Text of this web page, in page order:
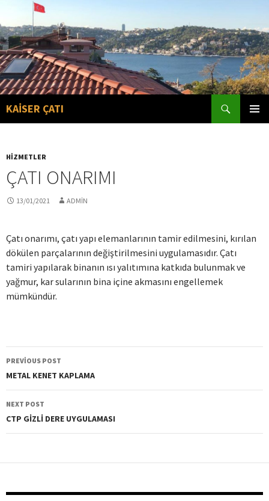
KAİSER ÇATI
Search
HIZMETLER
ÇATI ONARIMI
13/01/2021 ADMIN
Çatı onarımı, çatı yapı elemanlarının tamir edilmesini, kırılan
dökülen parçalarının değiştirilmesini uygulamasıdır. Çatı
tamiri yapılarak binanın ısı yalıtımına katkıda bulunmak ve
yağmur, kar sularının bina içine akmasını engellemek
mümkündür.
Post
navigation
PREVIOUS POST
METAL KENET KAPLAMA
NEXT POST
CTP GİZLİ DERE UYGULAMASI